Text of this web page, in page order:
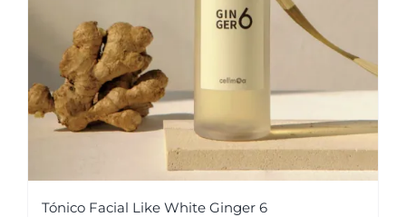
Tónico Facial Like White Ginger 6